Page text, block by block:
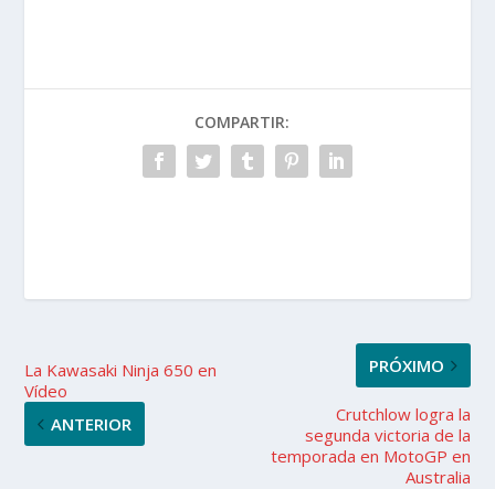
COMPARTIR:
La Kawasaki Ninja 650 en
Vídeo
ANTERIOR
PRÓXIMO
Crutchlow logra la
segunda victoria de la
temporada en MotoGP en
Australia